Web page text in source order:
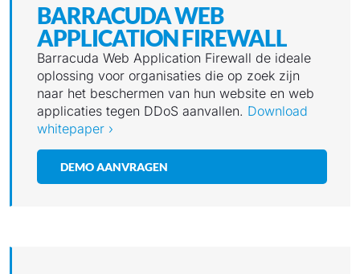
BARRACUDA WEB
APPLICATION FIREWALL
Barracuda Web Application Firewall de ideale
oplossing voor organisaties die op zoek zijn
naar het beschermen van hun website en web
applicaties tegen DDoS aanvallen. Download
whitepaper ›
DEMO AANVRAGEN